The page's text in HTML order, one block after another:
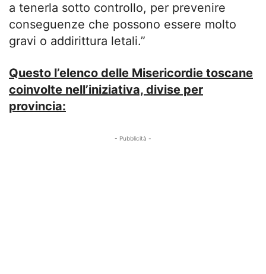
a tenerla sotto controllo, per prevenire
conseguenze che possono essere molto
gravi o addirittura letali.”
Questo l’elenco delle Misericordie toscane
coinvolte nell’iniziativa, divise per
provincia:
- Pubblicità -